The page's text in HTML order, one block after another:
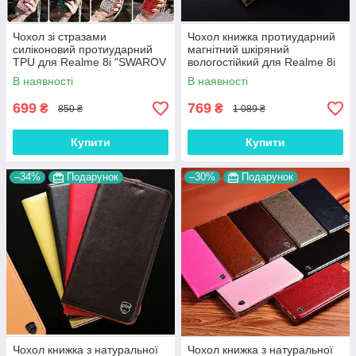
Чохол зі стразами
силіконовий протиударний
TPU для Realme 8i "SWAROV
LUXURY"
В наявності
699 ₴ 850 ₴
Купити
Чохол книжка протиударний
магнітний шкіряний
вологостійкий для Realme 8i
"GOLDAX"
В наявності
769 ₴ 1 089 ₴
Купити
–34% Подарунок
Чохол книжка з натуральної
–30% Подарунок
Чохол книжка з натуральної